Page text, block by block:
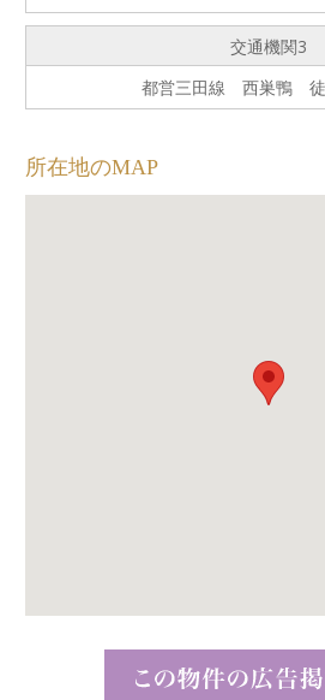
交通機関3
都営三田線 西巣鴨 徒
所在地のMAP